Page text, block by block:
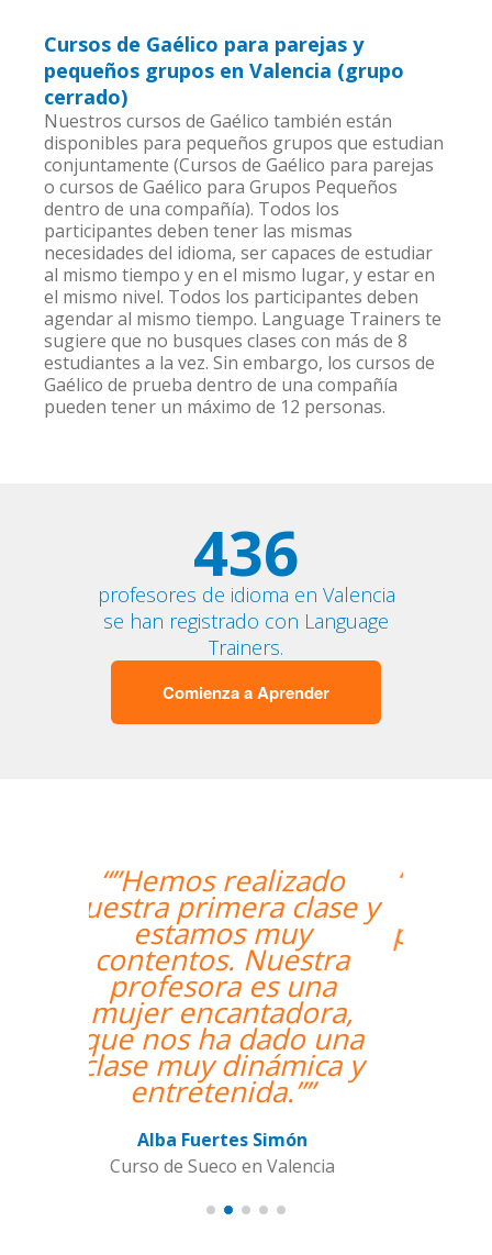
Cursos de Gaélico para parejas y
pequeños grupos en Valencia (grupo
cerrado)
Nuestros cursos de Gaélico también están
disponibles para pequeños grupos que estudian
conjuntamente (Cursos de Gaélico para parejas
o cursos de Gaélico para Grupos Pequeños
dentro de una compañía). Todos los
participantes deben tener las mismas
necesidades del idioma, ser capaces de estudiar
al mismo tiempo y en el mismo lugar, y estar en
el mismo nivel. Todos los participantes deben
agendar al mismo tiempo. Language Trainers te
sugiere que no busques clases con más de 8
estudiantes a la vez. Sin embargo, los cursos de
Gaélico de prueba dentro de una compañía
pueden tener un máximo de 12 personas.
436
profesores de idioma en Valencia
se han registrado con Language
Trainers.
Comienza a Aprender
“”Me han encontrado
un profesor nativo y
pude disfrutar de mis
clases de Swahili.””
Alexandra Keller
Curso de Swahili en Madrid